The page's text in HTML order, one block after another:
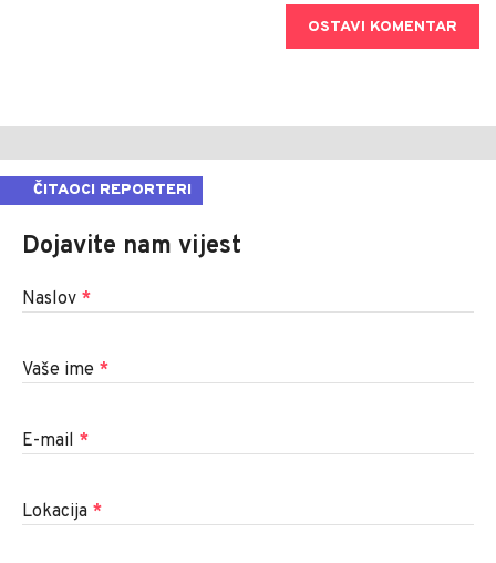
OSTAVI KOMENTAR
ČITAOCI REPORTERI
Dojavite nam vijest
Naslov *
Vaše ime *
E-mail *
Lokacija *